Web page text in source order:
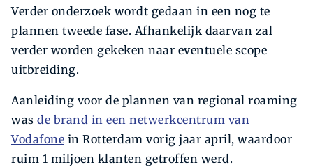
Verder onderzoek wordt gedaan in een nog te
plannen tweede fase. Afhankelijk daarvan zal
verder worden gekeken naar eventuele scope
uitbreiding.
Aanleiding voor de plannen van regional roaming
was de brand in een netwerkcentrum van
Vodafone in Rotterdam vorig jaar april, waardoor
ruim 1 miljoen klanten getroffen werd.